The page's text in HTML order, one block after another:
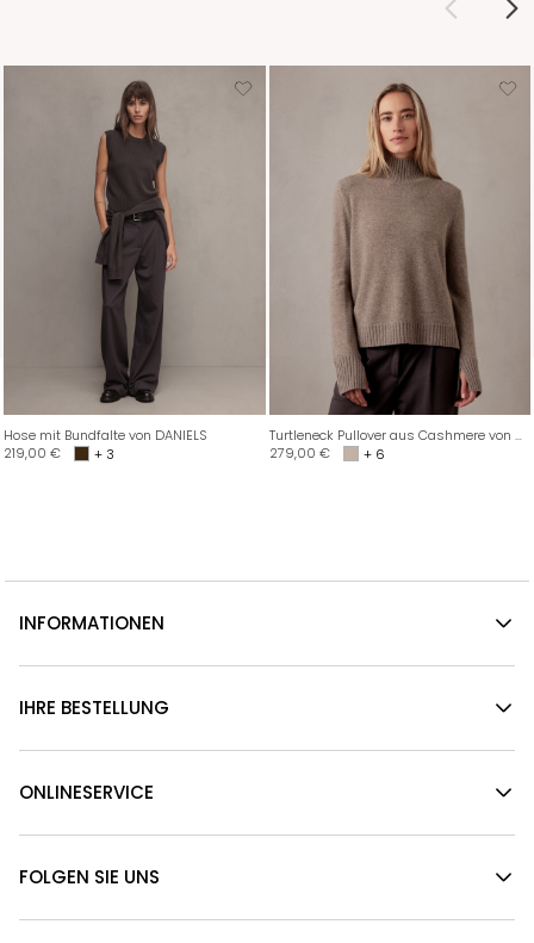
Hose mit Bundfalte von DANIELS
219,00 € + 3
Turtleneck Pullover aus Cashmere von DANIELS
279,00 € + 6
INFORMATIONEN
IHRE BESTELLUNG
ONLINESERVICE
FOLGEN SIE UNS